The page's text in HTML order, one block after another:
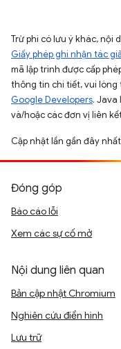
Trừ phi có lưu ý khác, nội
Giấy phép ghi nhận tác
mã lập trình được cấp
thông tin chi tiết, vui lòng
Google Developers. Java
và/hoặc các đơn vị liên
Cập nhật lần gần đây
Đóng góp
Báo cáo lỗi
Xem các sự cố mở
Nội dung liên quan
Bản cập nhật Chromium
Nghiên cứu điển hình
Lưu trữ